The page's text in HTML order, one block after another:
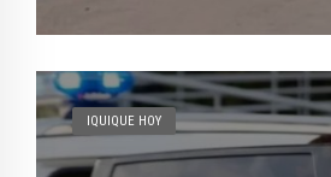
IQUIQUE HOY